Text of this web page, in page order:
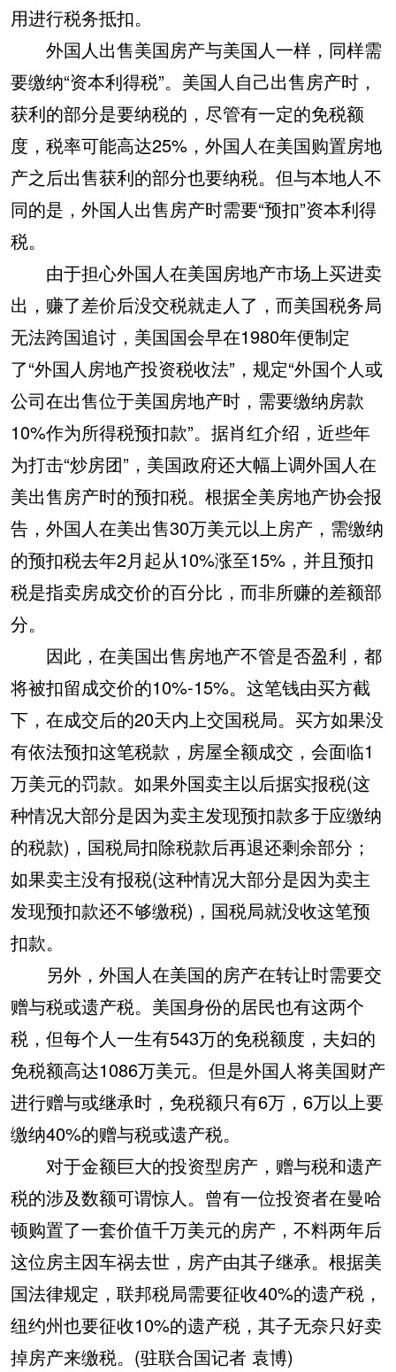
用进行税务抵扣。
外国人出售美国房产与美国人一样，同样需
要缴纳“资本利得税”。美国人自己出售房产时，
获利的部分是要纳税的，尽管有一定的免税额
度，税率可能高达25%，外国人在美国购置房地
产之后出售获利的部分也要纳税。但与本地人不
同的是，外国人出售房产时需要“预扣”资本利得
税。
由于担心外国人在美国房地产市场上买进卖
出，赚了差价后没交税就走人了，而美国税务局
无法跨国追讨，美国国会早在1980年便制定
了“外国人房地产投资税收法”，规定“外国个人或
公司在出售位于美国房地产时，需要缴纳房款
10%作为所得税预扣款”。据肖红介绍，近些年
为打击“炒房团”，美国政府还大幅上调外国人在
美出售房产时的预扣税。根据全美房地产协会报
告，外国人在美出售30万美元以上房产，需缴纳
的预扣税去年2月起从10%涨至15%，并且预扣
税是指卖房成交价的百分比，而非所赚的差额部
分。
因此，在美国出售房地产不管是否盈利，都
将被扣留成交价的10%-15%。这笔钱由买方截
下，在成交后的20天内上交国税局。买方如果没
有依法预扣这笔税款，房屋全额成交，会面临1
万美元的罚款。如果外国卖主以后据实报税(这
种情况大部分是因为卖主发现预扣款多于应缴纳
的税款)，国税局扣除税款后再退还剩余部分；
如果卖主没有报税(这种情况大部分是因为卖主
发现预扣款还不够缴税)，国税局就没收这笔预
扣款。
另外，外国人在美国的房产在转让时需要交
赠与税或遗产税。美国身份的居民也有这两个
税，但每个人一生有543万的免税额度，夫妇的
免税额高达1086万美元。但是外国人将美国财产
进行赠与或继承时，免税额只有6万，6万以上要
缴纳40%的赠与税或遗产税。
对于金额巨大的投资型房产，赠与税和遗产
税的涉及数额可谓惊人。曾有一位投资者在曼哈
顿购置了一套价值千万美元的房产，不料两年后
这位房主因车祸去世，房产由其子继承。根据美
国法律规定，联邦税局需要征收40%的遗产税，
纽约州也要征收10%的遗产税，其子无奈只好卖
掉房产来缴税。(驻联合国记者 袁博)